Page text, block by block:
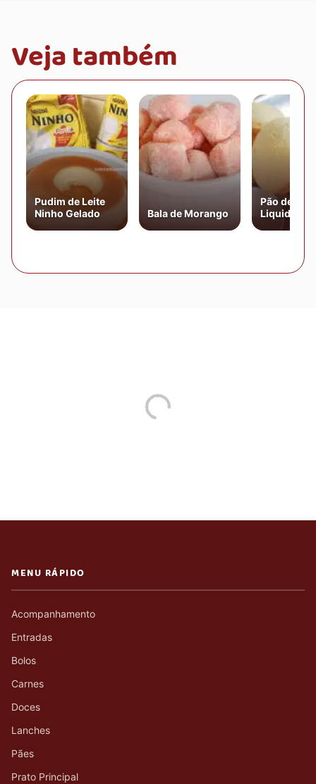
Veja também
Pudim de Leite
Ninho Gelado
Bala de Morango
Pão de
MENU RÁPIDO
Acompanhamento
Entradas
Bolos
Carnes
Doces
Lanches
Pães
Prato Principal